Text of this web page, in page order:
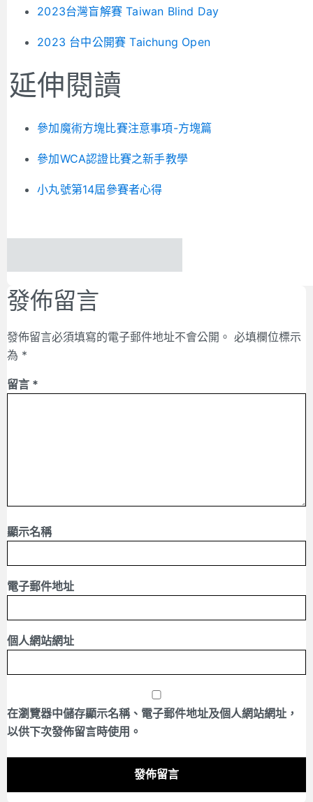
2023台灣盲解賽 Taiwan Blind Day
2023 台中公開賽 Taichung Open
延伸閱讀
參加魔術方塊比賽注意事項-方塊篇
參加WCA認證比賽之新手教學
小丸號第14屆參賽者心得
發佈留言
發佈留言必須填寫的電子郵件地址不會公開。 必填欄位標示
為 *
留言 *
顯示名稱
電子郵件地址
個人網站網址
在瀏覽器中儲存顯示名稱、電子郵件地址及個人網站網址，
以供下次發佈留言時使用。